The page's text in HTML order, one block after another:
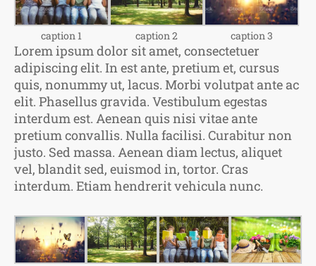
caption 1 caption 2 caption 3
Lorem ipsum dolor sit amet, consectetuer
adipiscing elit. In est ante, pretium et, cursus
quis, nonummy ut, lacus. Morbi volutpat ante ac
elit. Phasellus gravida. Vestibulum egestas
interdum est. Aenean quis nisi vitae ante
pretium convallis. Nulla facilisi. Curabitur non
justo. Sed massa. Aenean diam lectus, aliquet
vel, blandit sed, euismod in, tortor. Cras
interdum. Etiam hendrerit vehicula nunc.